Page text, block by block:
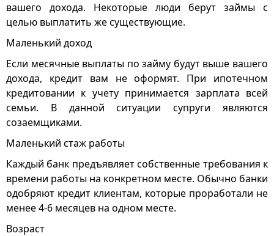
вашего дохода. Некоторые люди берут займы с
целью выплатить же существующие.
Маленький доход
Если месячные выплаты по займу будут выше вашего
дохода, кредит вам не оформят. При ипотечном
кредитовании к учету принимается зарплата всей
семьи. В данной ситуации супруги являются
созаемщиками.
Маленький стаж работы
Каждый банк предъявляет собственные требования к
времени работы на конкретном месте. Обычно банки
одобряют кредит клиентам, которые проработали не
менее 4-6 месяцев на одном месте.
Возраст